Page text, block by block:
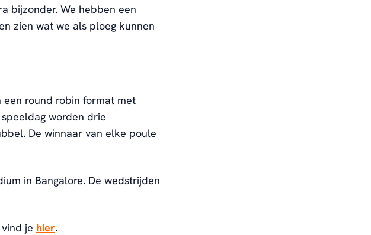
bijzonder. We hebben een
zien wat we als ploeg kunnen
round robin format met
worden drie
De winnaar van elke poule
in Bangalore. De wedstrijden
je hier.